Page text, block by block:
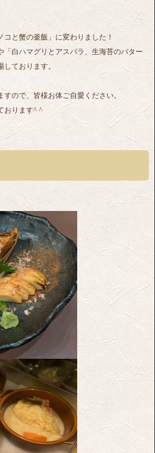
と蟹の釜飯」に変わりました！
「白ハマグリとアスパラ、生海苔のバター
ております。
ので、皆様お体ご自愛ください。
おります^ ^